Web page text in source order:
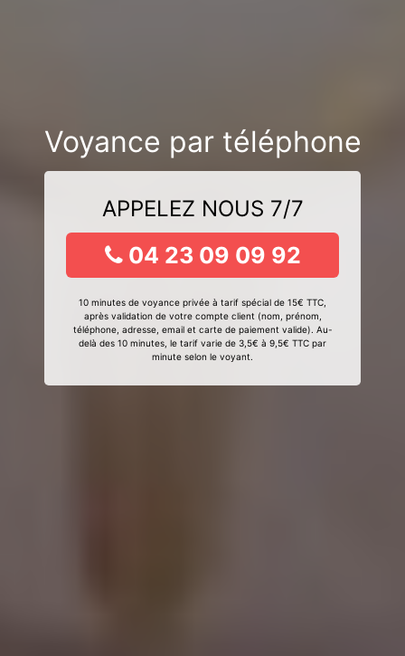
Voyance par téléphone
APPELEZ NOUS 7/7
04 23 09 09 92
10 minutes de voyance privée à tarif spécial de 15€ TTC,
après validation de votre compte client (nom, prénom,
téléphone, adresse, email et carte de paiement valide). Au-
delà des 10 minutes, le tarif varie de 3,5€ à 9,5€ TTC par
minute selon le voyant.